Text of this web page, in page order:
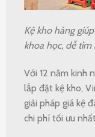
Kệ kho hàng
khoa học, dễ tìm
Với 12 năm kinh
lắp đặt kệ kho,
giải pháp giá kệ
chi phí tối ưu